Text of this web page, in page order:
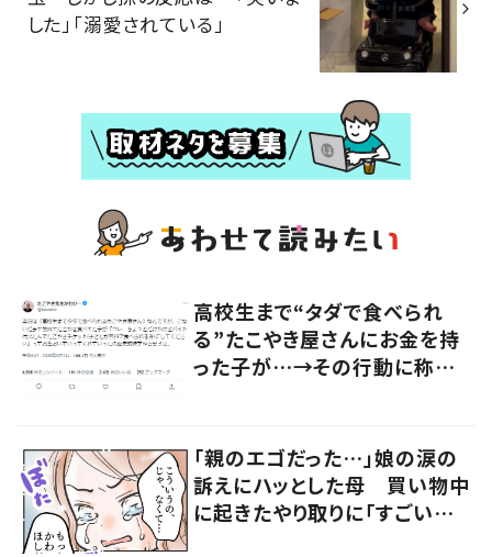
した」「溺愛されている」
高校生まで“タダで食べられ
る”たこやき屋さんにお金を持
った子が…→その行動に称賛
「親のエゴだった…」娘の涙の
訴えにハッとした母 買い物中
に起きたやり取りに「すごい分